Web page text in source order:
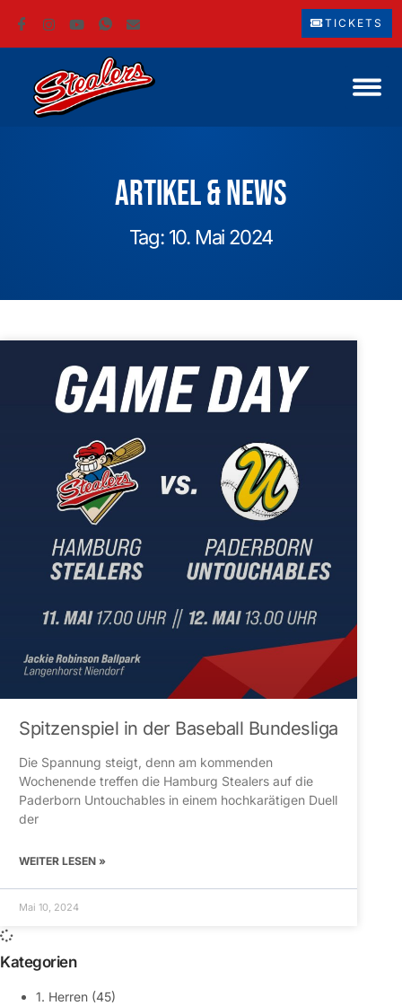
TICKETS
Artikel & News
Tag: 10. Mai 2024
Spitzenspiel in der Baseball Bundesliga
Die Spannung steigt, denn am kommenden
Wochenende treffen die Hamburg Stealers auf die
Paderborn Untouchables in einem hochkarätigen Duell
der
WEITER LESEN »
Mai 10, 2024
Kategorien
1. Herren (45)